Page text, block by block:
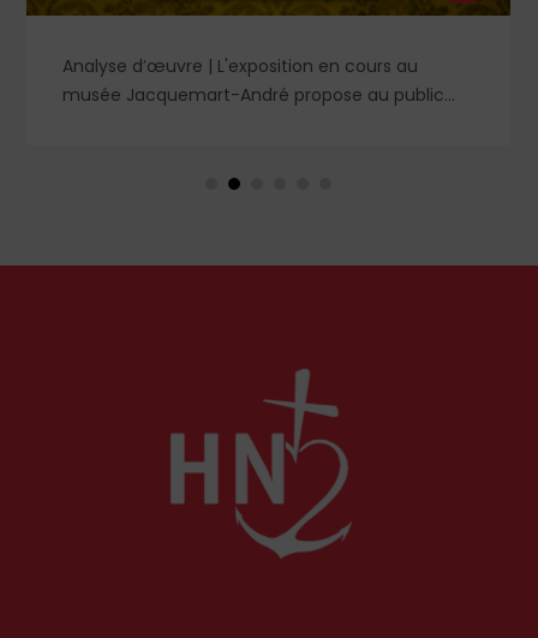
Analyse d’œuvre | L'exposition en cours au
musée Jacquemart-André propose au public
dans un style qui tranche avec les ceux qui